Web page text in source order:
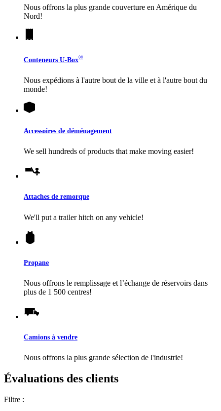
Nous offrons la plus grande couverture en Amérique du
Nord!
Conteneurs U-Box®
Nous expédions à l'autre bout de la ville et à l'autre bout du
monde!
Accessoires de déménagement
We sell hundreds of products that make moving easier!
Attaches de remorque
We'll put a trailer hitch on any vehicle!
Propane
Nous offrons le remplissage et l’échange de réservoirs dans
plus de 1 500 centres!
Camions à vendre
Nous offrons la plus grande sélection de l'industrie!
Évaluations des clients
Filtre :